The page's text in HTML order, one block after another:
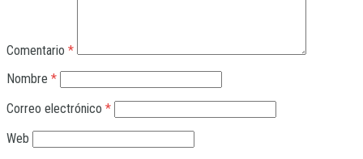
Comentario *
Nombre *
Correo electrónico *
Web